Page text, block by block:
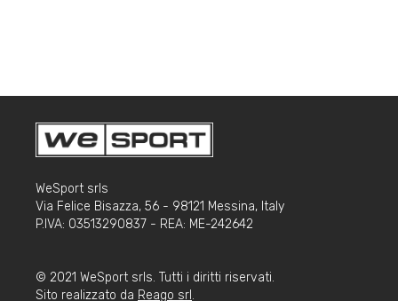
WeSport srls
Via Felice Bisazza, 56 - 98121 Messina, Italy
P.IVA: 03513290837 - REA: ME-242642
© 2021 WeSport srls. Tutti i diritti riservati.
Sito realizzato da Reago srl .